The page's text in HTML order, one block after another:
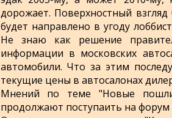
дорожает. Поверхностный
будет направлено в угоду
Не знаю как решение
информации в московских
автомобили. Что за этим
текущие цены в автосалонах
Мнений по теме "Новые
продолжают поступаить на